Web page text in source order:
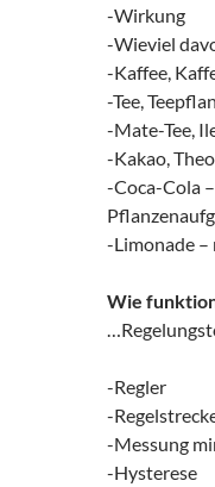
-Wirkung
-Wieviel
-Kaffee,
-Tee,
-Mate-Tee,
-Kakao,
-Coca-Cola
-Limonade
Wie
-Regler
-
-Messung
-Hysterese